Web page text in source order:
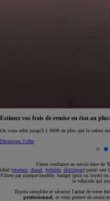
Réservez en ligne votre occasion pour 1€
Réservez en ligne
Faites confiance au savoir-faire de
idéal (essence diesel hybride électrique) parmi une
Filtrez par marque/modèle, budget (prix ou loyer)
le véhicule qui
Toyota simplifie et sécurise l'achat de votre
professionnel , et vous permet de rouler